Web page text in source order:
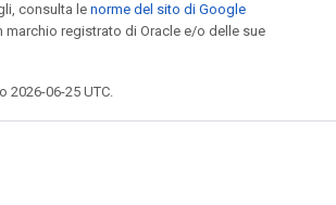
consulta lenorme del sito di Google
marchio registrato di Oracle e/o delle sue
2026-06-25 UTC.